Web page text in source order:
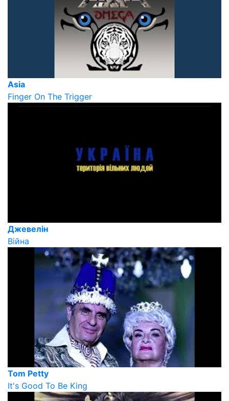
Asia
Finger On The Trigger
Джевелін
Війна
Tom Petty
It's Good To Be King